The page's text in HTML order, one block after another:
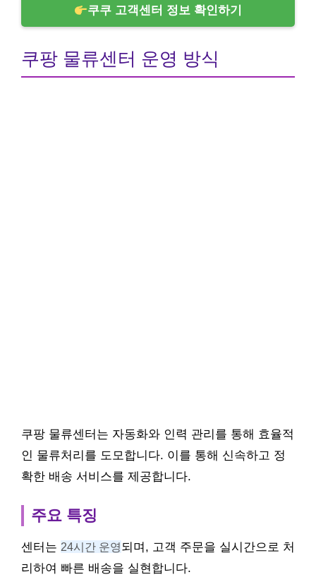
쿠쿠 고객센터 정보 확인하기
쿠팡 물류센터 운영 방식
쿠팡 물류센터는 자동화와 인력 관리를 통해 효율적
인 물류처리를 도모합니다. 이를 통해 신속하고 정
확한 배송 서비스를 제공합니다.
주요 특징
센터는 24시간 운영되며, 고객 주문을 실시간으로 처
리하여 빠른 배송을 실현합니다.